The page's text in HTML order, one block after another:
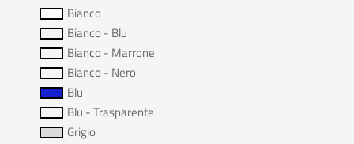
Bianco
Bianco - Blu
Bianco - Marrone
Bianco - Nero
Blu
Blu - Trasparente
Grigio